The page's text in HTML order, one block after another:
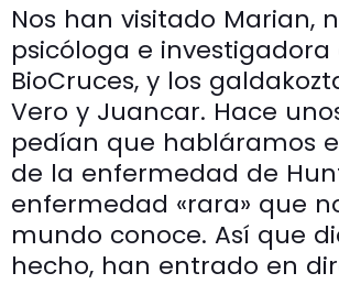
Nos han visitado Marian,
psicóloga e investigadora
BioCruces, y los
Vero y Juancar. Hace
pedían que habláramos
de la enfermedad de
enfermedad «rara» que
mundo conoce. Así que
hecho, han entrado en